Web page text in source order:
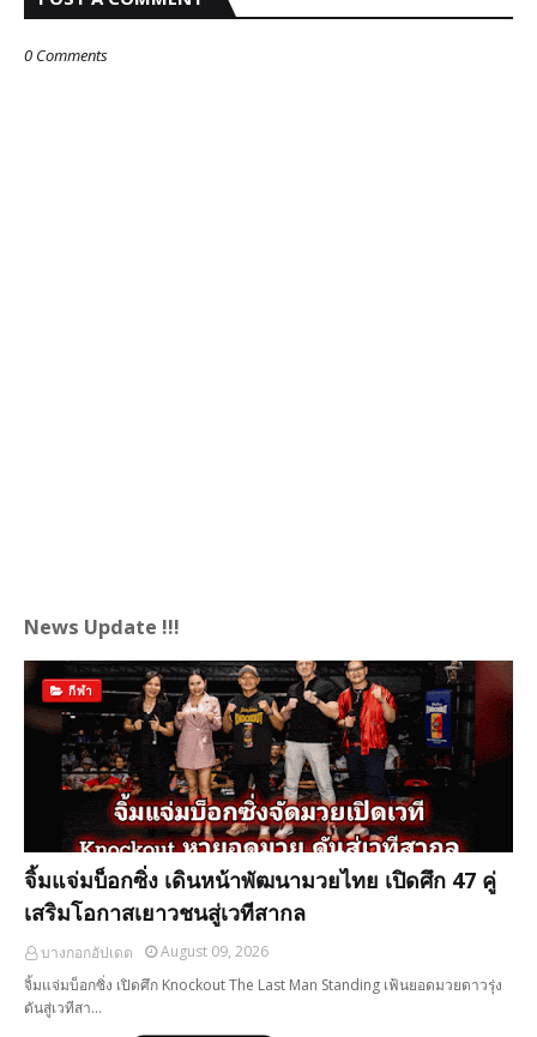
0 Comments
News Update !!!
กีฬา
จิ้มแจ่มบ็อกซิ่ง เดินหน้าพัฒนามวยไทย เปิดศึก 47 คู่
เสริมโอกาสเยาวชนสู่เวทีสากล
บางกอกอัปเดต
August 09, 2026
จิ้มแจ่มบ็อกซิ่ง เปิดศึก Knockout The Last Man Standing เฟ้นยอดมวยดาวรุ่ง
ดันสู่เวทีสา…